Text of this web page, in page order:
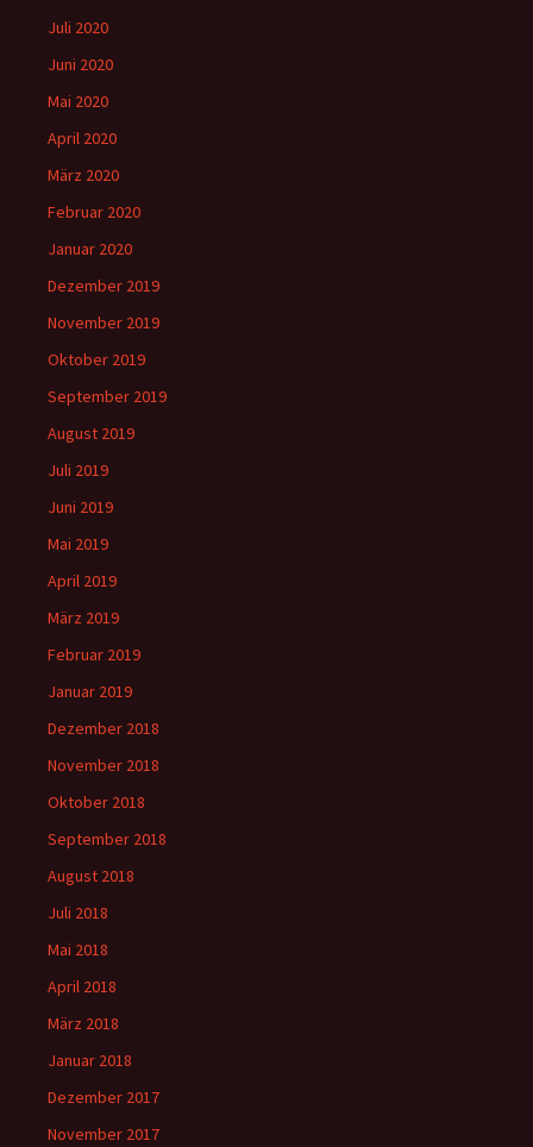
Juli 2020
Juni 2020
Mai 2020
April 2020
März 2020
Februar 2020
Januar 2020
Dezember 2019
November 2019
Oktober 2019
September 2019
August 2019
Juli 2019
Juni 2019
Mai 2019
April 2019
März 2019
Februar 2019
Januar 2019
Dezember 2018
November 2018
Oktober 2018
September 2018
August 2018
Juli 2018
Mai 2018
April 2018
März 2018
Januar 2018
Dezember 2017
November 2017